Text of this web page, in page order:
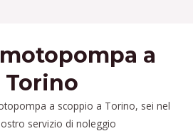
a
Torino
a scoppio a Torino, sei nel
servizio di noleggio